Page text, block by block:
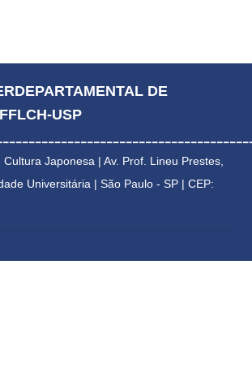
DE
USP
Cultura Japonesa | Av. Prof. Lineu Prestes,
Universitária | São Paulo - SP | CEP: